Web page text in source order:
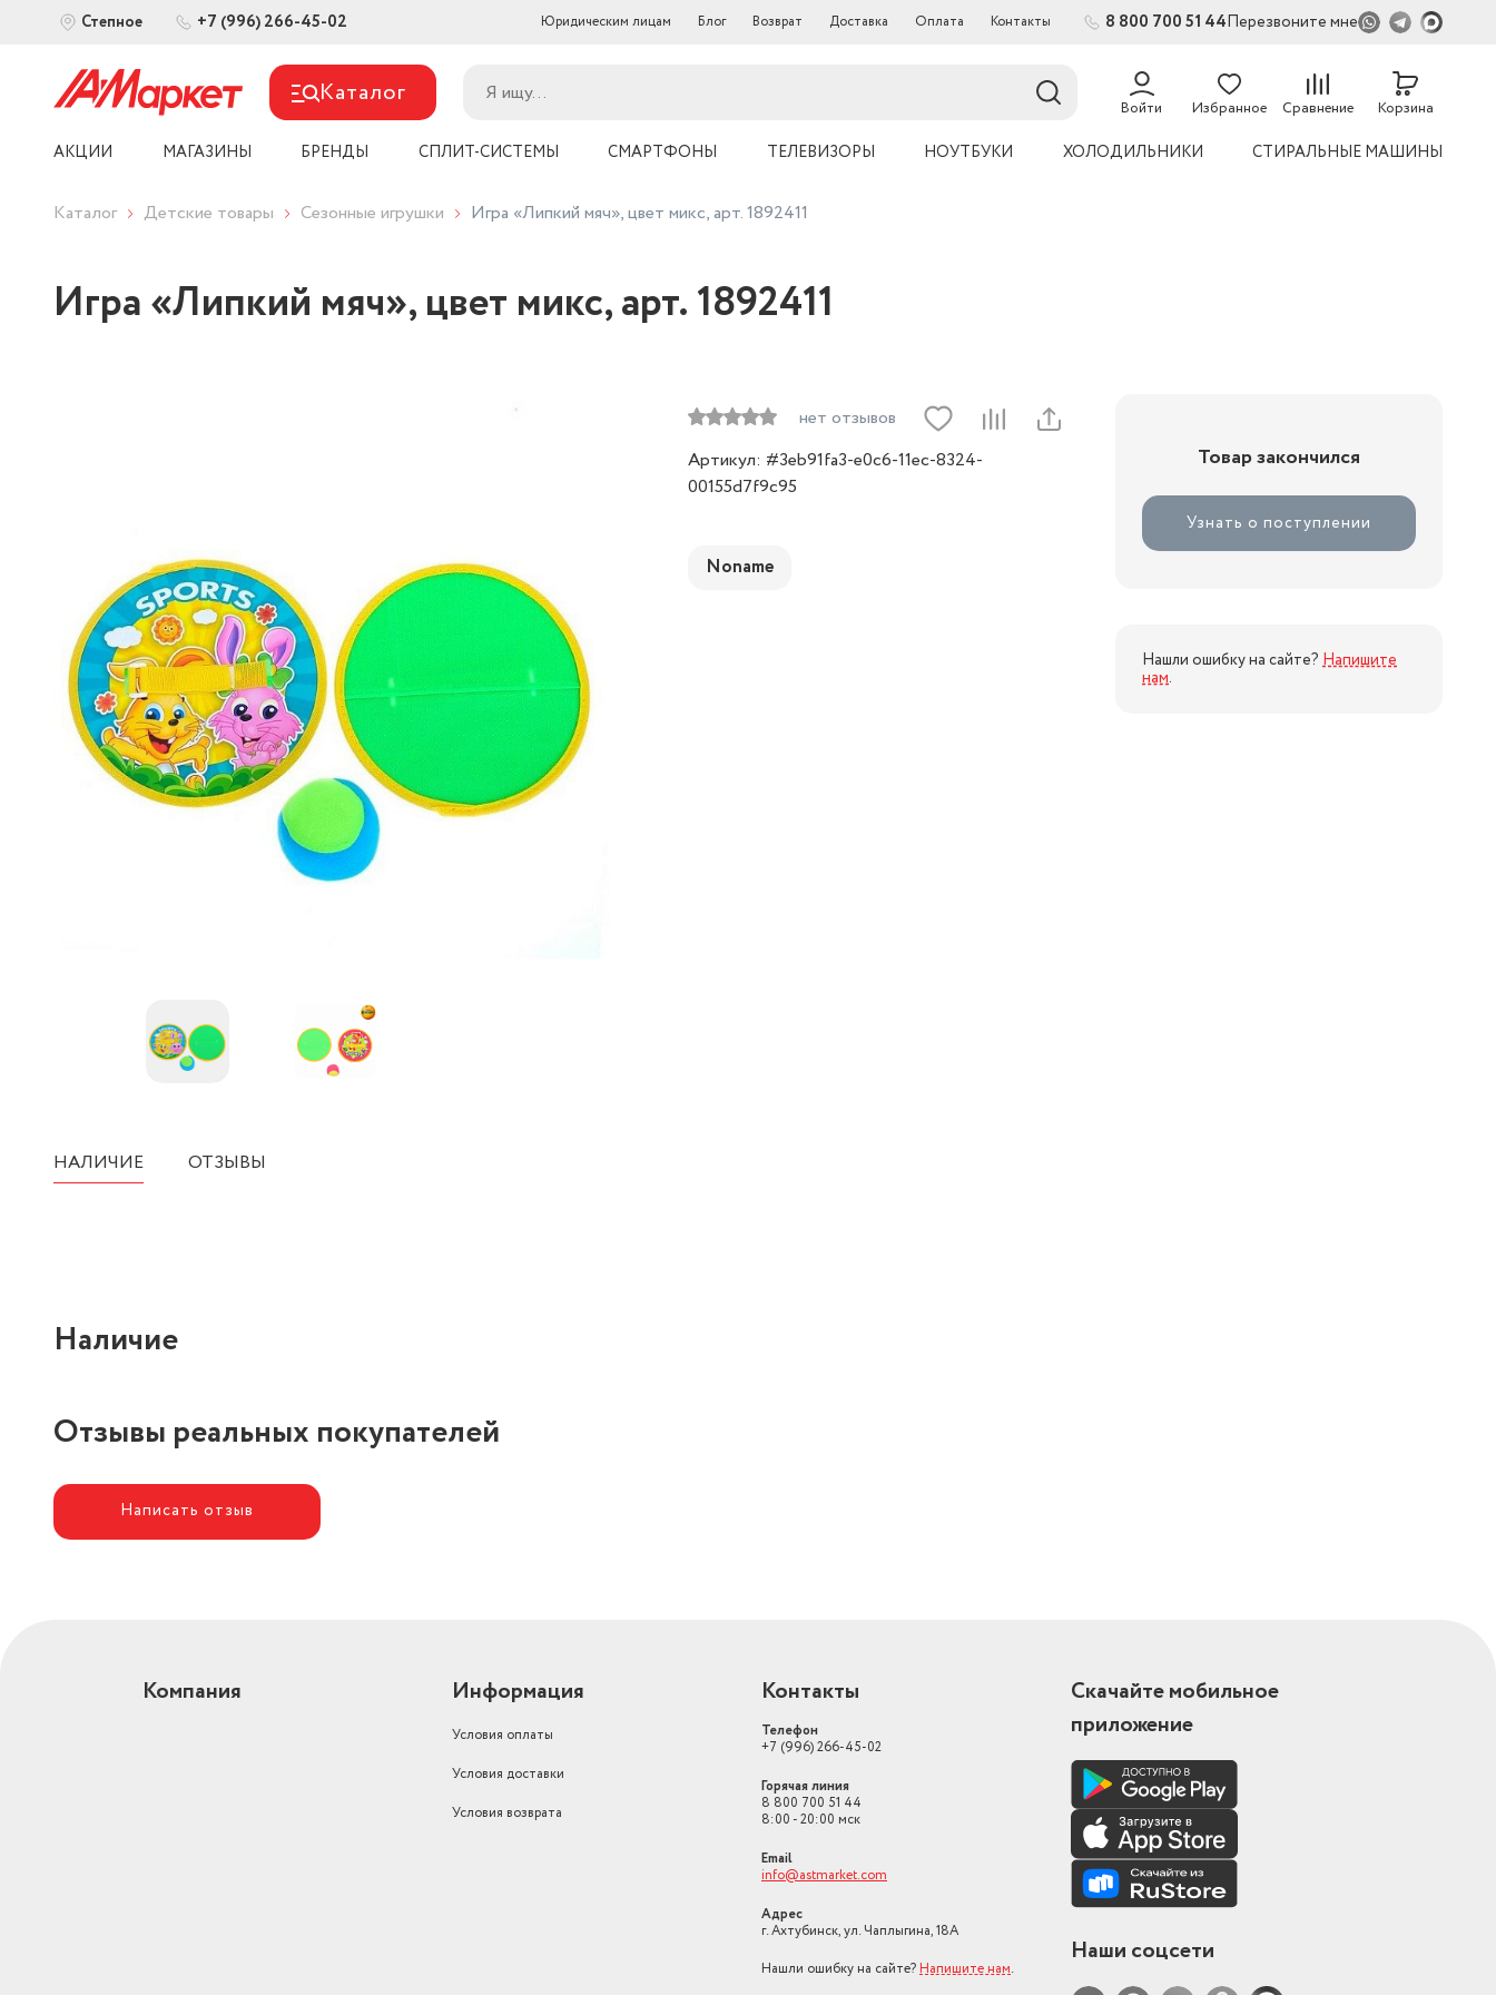
Степное +7 (996) 266-45-02 Юридическим лицам Блог Возврат Доставка Оплата Контакты 8 800 700 51 44Перезвоните мне
Каталог Войти Избранное Сравнение Корзина
АКЦИИ МАГАЗИНЫ БРЕНДЫ СПЛИТ-СИСТЕМЫ СМАРТФОНЫ ТЕЛЕВИЗОРЫ НОУТБУКИ ХОЛОДИЛЬНИКИ СТИРАЛЬНЫЕ МАШИНЫ
Каталог Детские товары Сезонные игрушки Игра «Липкий мяч», цвет микс, арт. 1892411
Игра «Липкий мяч», цвет микс, арт. 1892411
нет отзывов
Артикул: #3eb91fa3-e0c6-11ec-8324-
00155d7f9c95
Noname
Товар закончился
Узнать о поступлении
Нашли ошибку на сайте? Напишите
нам.
НАЛИЧИЕ ОТЗЫВЫ
Наличие
Отзывы реальных покупателей
Написать отзыв
Компания Информация
Условия оплаты
Условия доставки
Условия возврата
Контакты
Телефон
+7 (996) 266-45-02
Горячая линия
8 800 700 51 44
8:00 - 20:00 мск
Email
info@astmarket.com
Адрес
г. Ахтубинск, ул. Чаплыгина, 18А
Нашли ошибку на сайте? Напишите нам.
Скачайте мобильное
приложение
Наши соцсети